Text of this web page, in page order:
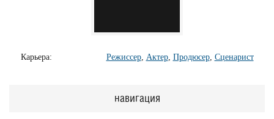
Карьера: Режиссер, Актер, Продюсер, Сценарист
навигация